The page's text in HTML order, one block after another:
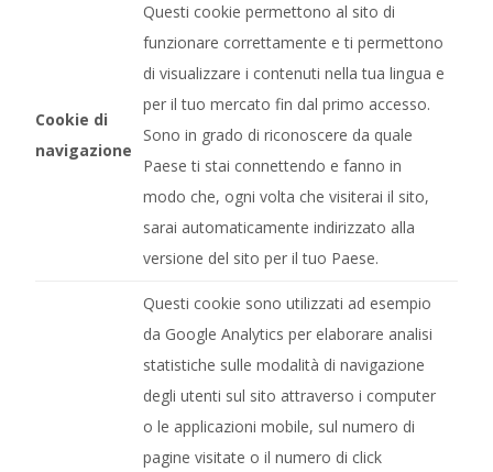
Cookie di
navigazione
Questi cookie permettono al sito di
funzionare correttamente e ti permettono
di visualizzare i contenuti nella tua lingua e
per il tuo mercato fin dal primo accesso.
Sono in grado di riconoscere da quale
Paese ti stai connettendo e fanno in
modo che, ogni volta che visiterai il sito,
sarai automaticamente indirizzato alla
versione del sito per il tuo Paese.
Questi cookie sono utilizzati ad esempio
da Google Analytics per elaborare analisi
statistiche sulle modalità di navigazione
degli utenti sul sito attraverso i computer
o le applicazioni mobile, sul numero di
pagine visitate o il numero di click